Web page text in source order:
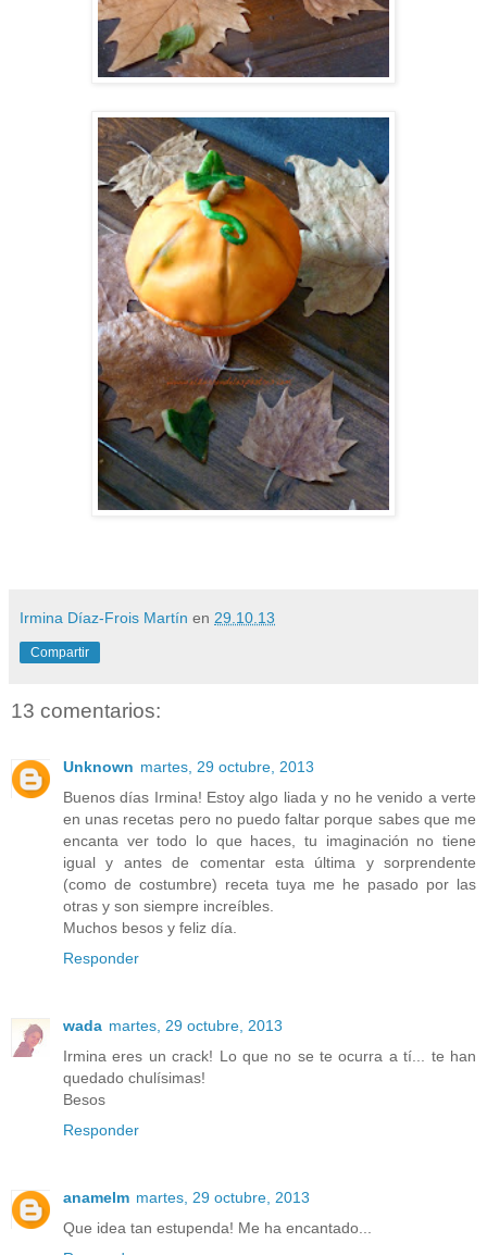
Irmina Díaz-Frois Martín en 29.10.13
Compartir
13 comentarios:
Unknown martes, 29 octubre, 2013
Buenos días Irmina! Estoy algo liada y no he venido a verte
en unas recetas pero no puedo faltar porque sabes que me
encanta ver todo lo que haces, tu imaginación no tiene
igual y antes de comentar esta última y sorprendente
(como de costumbre) receta tuya me he pasado por las
otras y son siempre increíbles.
Muchos besos y feliz día.
Responder
wada martes, 29 octubre, 2013
Irmina eres un crack! Lo que no se te ocurra a tí... te han
quedado chulísimas!
Besos
Responder
anamelm martes, 29 octubre, 2013
Que idea tan estupenda! Me ha encantado...